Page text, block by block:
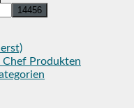
Chef Produkten